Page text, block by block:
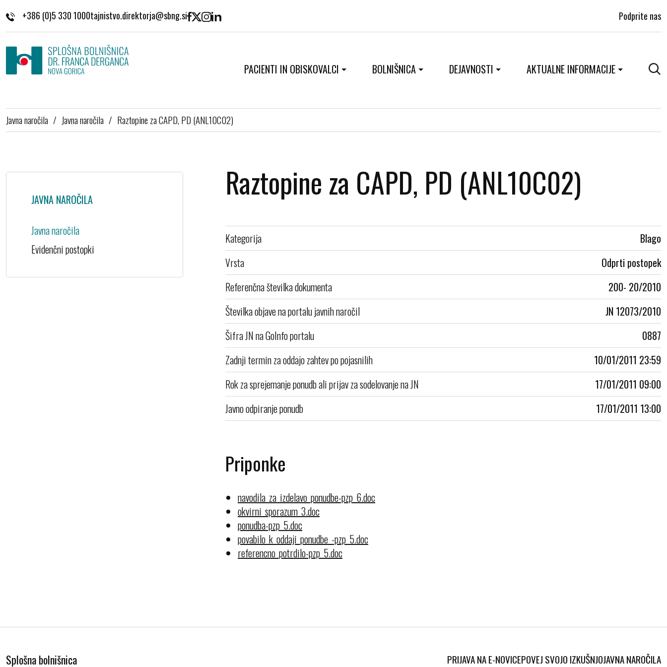
+386 (0)5 330 1000 Podprite nas
PACIENTI IN OBISKOVALCI BOLNIŠNICA DEJAVNOSTI AKTUALNE INFORMACIJE
Javna naročila / Javna naročila / Raztopine za CAPD, PD (ANL10C02)
JAVNA NAROČILA
Javna naročila
Evidenčni postopki
Raztopine za CAPD, PD (ANL10C02)
Kategorija
Blago
Vrsta
Odprti postopek
Referenčna številka dokumenta
200- 20/2010
Številka objave na portalu javnih naročil
JN 12073/2010
Šifra JN na GoInfo portalu
0887
Zadnji termin za oddajo zahtev po pojasnilih
10/01/2011 23:59
Rok za sprejemanje ponudb ali prijav za sodelovanje na JN
17/01/2011 09:00
Javno odpiranje ponudb
17/01/2011 13:00
Priponke
navodila_za_izdelavo_ponudbe-pzp_6.doc
okvirni_sporazum_3.doc
ponudba-pzp_5.doc
povabilo_k_oddaji_ponudbe_-pzp_5.doc
referencno_potrdilo-pzp_5.doc
Splošna bolnišnica
PRIJAVA NA E-NOVICEPOVEJ SVOJO IZKUŠNJOJAVNA NAROČILA